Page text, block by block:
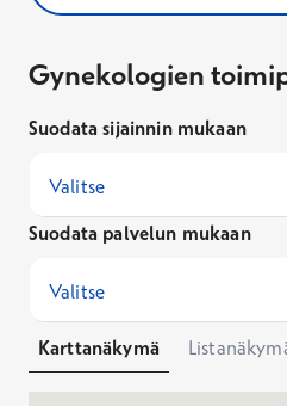
Alk.
8241,60 €
Ei Kela-korvausta
Tutustu palveluun
Laparoskooppinen
Alk. 5789,60 €
Gynekologien
Gynekologien toimipaikat
Suodata sijainnin mukaan
Valitse
Suodata palvelun mukaan
Valitse
Karttanäkymä